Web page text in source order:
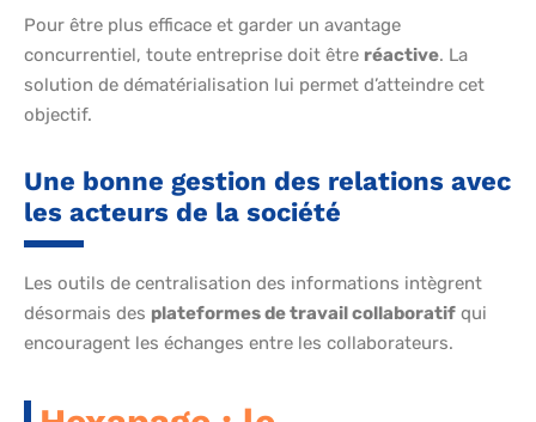
Pour être plus efficace et garder un avantage
concurrentiel, toute entreprise doit être réactive. La
solution de dématérialisation lui permet d’atteindre cet
objectif.
Une bonne gestion des relations avec
les acteurs de la société
Les outils de centralisation des informations intègrent
désormais des plateformes de travail collaboratif qui
encouragent les échanges entre les collaborateurs.